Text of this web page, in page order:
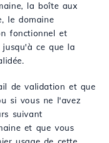
la boîte aux
le domaine
fonctionnel et
ce que la
de validation et que
si vous ne l'avez
suivant
et que vous